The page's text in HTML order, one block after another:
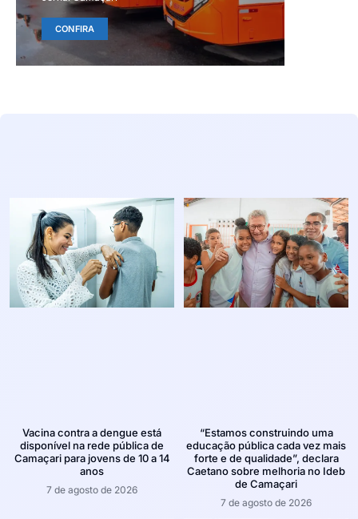
CONFIRA
Vacina contra a dengue está
disponível na rede pública de
Camaçari para jovens de 10 a 14
anos
7 de agosto de 2026
“Estamos construindo uma
educação pública cada vez mais
forte e de qualidade”, declara
Caetano sobre melhoria no Ideb
de Camaçari
7 de agosto de 2026